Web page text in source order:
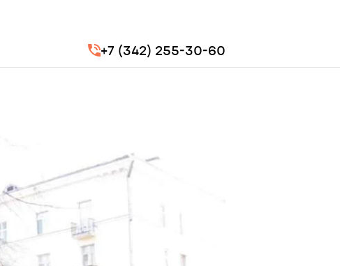
+7 (342) 255-30-60